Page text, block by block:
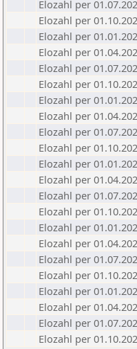
Elozahl per
Elozahl per
Elozahl per
Elozahl per
Elozahl per
Elozahl per
Elozahl per
Elozahl per
Elozahl per
Elozahl per
Elozahl per
Elozahl per
Elozahl per
Elozahl per
Elozahl per
Elozahl per
Elozahl per
Elozahl per
Elozahl per
Elozahl per
Elozahl per
Elozahl per